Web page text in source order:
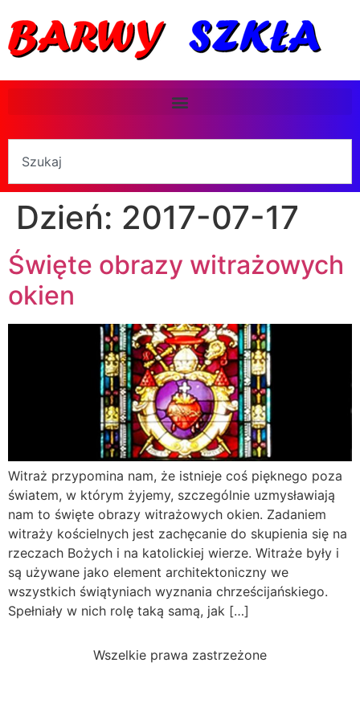
Dzień: 2017-07-17
Święte obrazy witrażowych
okien
Witraż przypomina nam, że istnieje coś pięknego poza
światem, w którym żyjemy, szczególnie uzmysławiają
nam to święte obrazy witrażowych okien. Zadaniem
witraży kościelnych jest zachęcanie do skupienia się na
rzeczach Bożych i na katolickiej wierze. Witraże były i
są używane jako element architektoniczny we
wszystkich świątyniach wyznania chrześcijańskiego.
Spełniały w nich rolę taką samą, jak […]
Wszelkie prawa zastrzeżone